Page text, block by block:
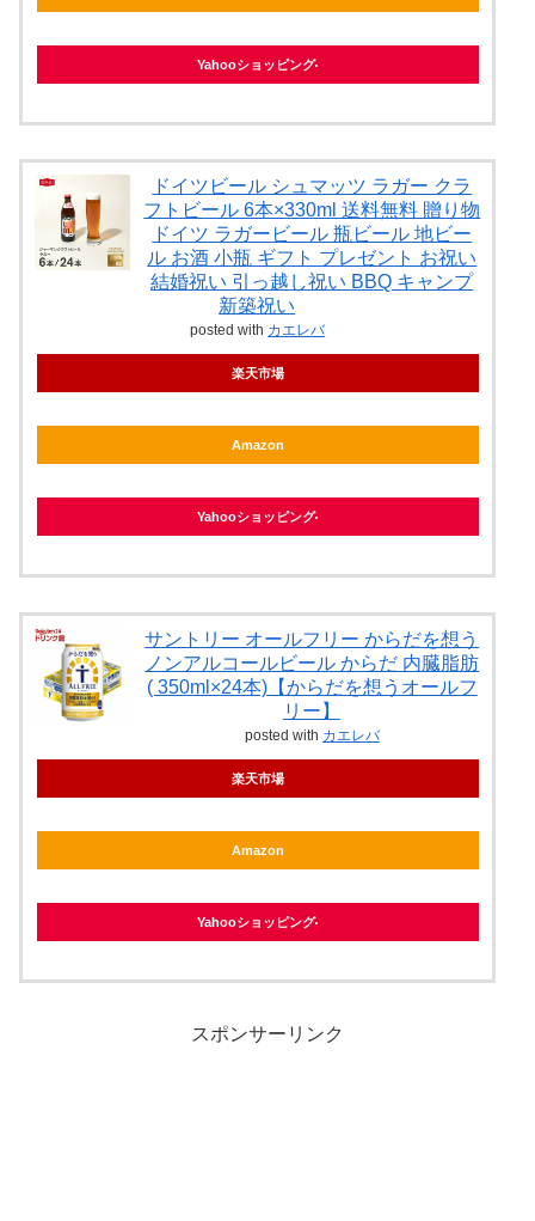
Yahooショッピング
ドイツビール シュマッツ ラガー クラ
フトビール 6本×330ml 送料無料 贈り物
ドイツ ラガービール 瓶ビール 地ビー
ル お酒 小瓶 ギフト プレゼント お祝い
結婚祝い 引っ越し祝い BBQ キャンプ
新築祝い
posted with カエレバ
楽天市場
Amazon
Yahooショッピング
サントリー オールフリー からだを想う
ノンアルコールビール からだ 内臓脂肪
( 350ml×24本)【からだを想うオールフ
リー】
posted with カエレバ
楽天市場
Amazon
Yahooショッピング
スポンサーリンク